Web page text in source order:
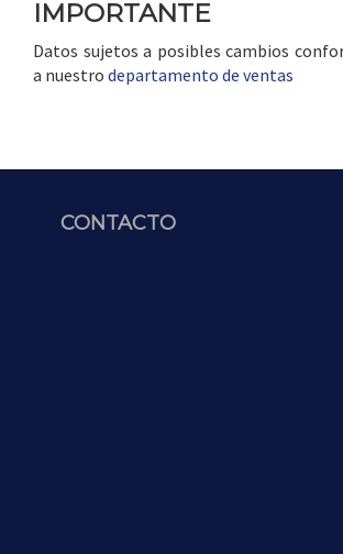
IMPORTANTE
Datos sujetos a posibles cambios
a nuestro departamento de ventas
CONTACTO